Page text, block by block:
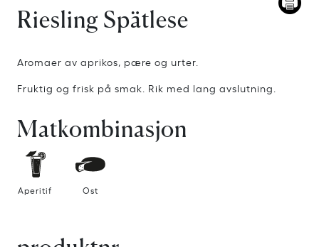
Riesling Spätlese
Aromaer av aprikos, pære og urter.
Fruktig og frisk på smak. Rik med lang avslutning.
Matkombinasjon
Aperitif Ost